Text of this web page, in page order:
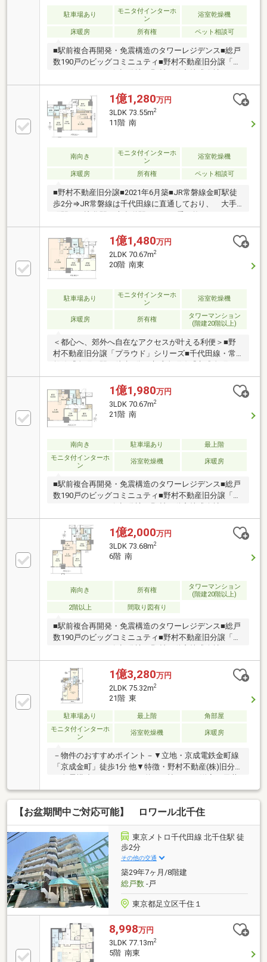
駐車場あり
モニタ付インターホ
ン
浴室乾燥機
床暖房 所有権 ペット相談可
■駅前複合再開発・免震構造のタワーレジデンス■総戸
数190戸のビッグコミニュティ■野村不動産旧分譲「プ
施工：戸田建設株式会社■JR常磐線「金町」駅徒歩2分
■2021年6月竣工・〈21階建・18階部分〉■ホテルライ
クな内廊下設計■専有面積56.56m2＜2LDK+N＋C＞■全
居室バルコニーに面するワイドスパン設計■各居室収
納あり＋シューズインクローク■ディスポーザー採用■
き場あり（24時間利用可）
1億1,280万円
3LDK 73.55m2
11階 南
南向き
モニタ付インターホ
ン
浴室乾燥機
床暖房 所有権 ペット相談可
■野村不動産旧分譲■2021年6月築■JR常磐線金町駅徒
歩2分⇒JR常磐線は千代田線に直通しており、 大手
クセス可。■京成金町線京成金町駅徒歩1分■南東角住
戸 南面は9850mmのワイドスパン。 32.44m2の二
面バルコニー、 陽当たり、通風良好■花火大会を望
む■分譲時オプション ・御影石の食器棚設置 ・エ
1億1,480万円
2LDK 70.67m2
20階 南東
駐車場あり
モニタ付インターホ
ン
浴室乾燥機
床暖房 所有権
タワーマンション
(階建20階以上)
＜都心へ、郊外へ自在なアクセスが叶える利便＞■野
村不動産旧分譲「プラウド」シリーズ■千代田線・常
駅徒歩2分■産・学・官・民一体の駅前複合再開発タワ
ー■こだわりのつまった充実のオプション仕様によ
り 豊かな暮らしをサポート！■暮らしやすさをかな
える、機能的な設備・仕様 美しさと共に家事のしや
すさにも配慮されています！■オートロックシステ
暮らせるセキュリティーが導入されています
1億1,980万円
3LDK 70.67m2
21階 南
南向き 駐車場あり
最上階
モニタ付インターホ
ン
浴室乾燥機 床暖房
■駅前複合再開発・免震構造のタワーレジデンス■総戸
数190戸のビッグコミニュティ■野村不動産旧分譲「プ
施工：戸田建設株式会社■2021年6月竣工・〈21階建・
最上階部分〉■最大天井高2，800mm 最大サッシ高
2，300mm■専有面積70.67m2 3LDK■JR常磐線「金
町」駅徒歩2分⇒JR常磐線は東京メトロ千代田線に直
通しており、 「大手町」駅、「日比谷」駅、「表参
道」駅などに 乗り換えなしで到達可能です。
1億2,000万円
3LDK 73.68m2
6階 南
南向き 所有権
タワーマンション
(階建20階以上)
2階以上
間取り図有り
■駅前複合再開発・免震構造のタワーレジデンス■総戸
数190戸のビッグコミニュティ■野村不動産旧分譲「プ
施工：戸田建設株式会社■JR常磐線「金町」駅徒歩2分
■2021年6月竣工・〈21階建・6階部分〉■ホテルライ
クな内廊下設計■専有面積73.68m2＜3LDK+2WIC+SIC
＞■各居室収納あり
1億3,280万円
2LDK 75.32m2
21階 東
駐車場あり 最上階
角部屋
モニタ付インターホ
ン
浴室乾燥機 床暖房
－物件のおすすめポイント－▼立地・京成電鉄金町線
「京成金町」徒歩1分 他▼特徴・野村不動産(株)旧分譲
高約2.8mと開放感有・SIC・WIC等、随所に収納有・L
字型バルコニー付▼設備・床暖房(LD一部)・ディスポ
ーザー・食洗機・ミストサウナ付浴室暖房乾燥機・宅
配ボックス▼周辺環境・マルエツ金町店 徒歩1分(約
40m)※管理員勤務形態／週7日8:00～17:00(警備員24時
間勤務)■ ご希望の住まい探しをお手伝いします
━━━━━・・・物件の詳細・ご相談はお気軽にお問
い合わせください。
【お盆期間中ご対応可能】 ロワール北千住
東京メトロ千代田線 北千住駅 徒
歩2分
その他の交通
築29年7ヶ月/8階建
総戸数-戸
東京都足立区千住１
8,998万円
3LDK 77.13m2
5階 南東